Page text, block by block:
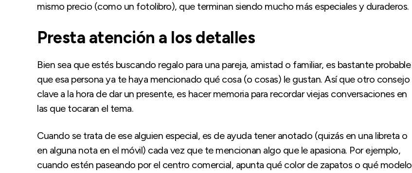
mismo precio (como un fotolibro), que terminan siendo mucho más especiales y duraderos.
Presta atención a los detalles
Bien sea que estés buscando regalo para una pareja, amistad o familiar, es bastante probable
que esa persona ya te haya mencionado qué cosa (o cosas) le gustan. Así que otro consejo
clave a la hora de dar un presente, es hacer memoria para recordar viejas conversaciones en
las que tocaran el tema.
Cuando se trata de ese alguien especial, es de ayuda tener anotado (quizás en una libreta o
en alguna nota en el móvil) cada vez que te mencionan algo que le apasiona. Por ejemplo,
cuando estén paseando por el centro comercial, apunta qué color de zapatos o qué modelo